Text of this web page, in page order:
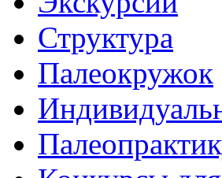
Структура
Палеокружок